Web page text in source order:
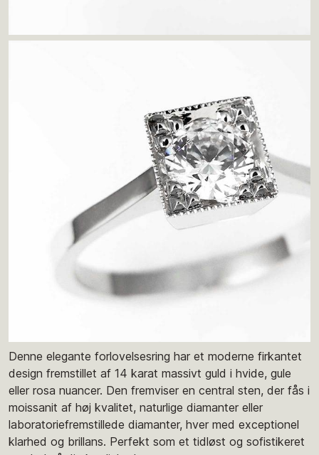
Denne elegante forlovelsesring har et moderne firkantet
design fremstillet af 14 karat massivt guld i hvide, gule
eller rosa nuancer. Den fremviser en central sten, der fås i
moissanit af høj kvalitet, naturlige diamanter eller
laboratoriefremstillede diamanter, hver med exceptionel
klarhed og brillans. Perfekt som et tidløst og sofistikeret